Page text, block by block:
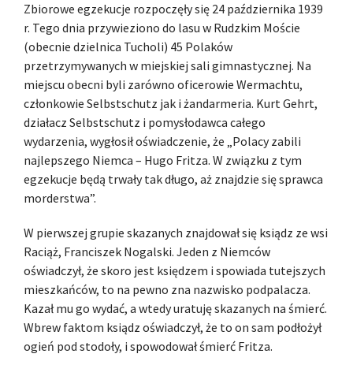
Zbiorowe egzekucje rozpoczęły się 24 października 1939
r. Tego dnia przywieziono do lasu w Rudzkim Moście
(obecnie dzielnica Tucholi) 45 Polaków
przetrzymywanych w miejskiej sali gimnastycznej. Na
miejscu obecni byli zarówno oficerowie Wermachtu,
członkowie Selbstschutz jak i żandarmeria. Kurt Gehrt,
działacz Selbstschutz i pomysłodawca całego
wydarzenia, wygłosił oświadczenie, że „Polacy zabili
najlepszego Niemca – Hugo Fritza. W związku z tym
egzekucje będą trwały tak długo, aż znajdzie się sprawca
morderstwa”.
W pierwszej grupie skazanych znajdował się ksiądz ze wsi
Raciąż, Franciszek Nogalski. Jeden z Niemców
oświadczył, że skoro jest księdzem i spowiada tutejszych
mieszkańców, to na pewno zna nazwisko podpalacza.
Kazał mu go wydać, a wtedy uratuję skazanych na śmierć.
Wbrew faktom ksiądz oświadczył, że to on sam podłożył
ogień pod stodoły, i spowodował śmierć Fritza.